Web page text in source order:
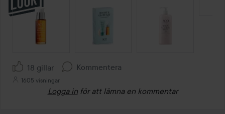
HOPPA ÖVER SEKTIONEN
18 gillar Kommentera
1605 visningar
Logga in för att lämna en kommentar